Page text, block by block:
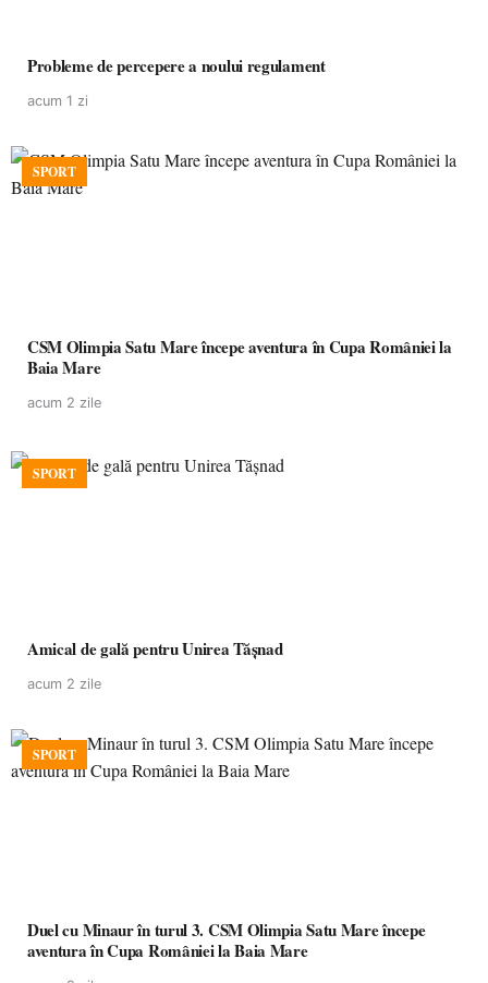
Probleme de percepere a noului regulament
acum 1 zi
SPORT
CSM Olimpia Satu Mare începe aventura în Cupa României la
Baia Mare
acum 2 zile
SPORT
Amical de gală pentru Unirea Tășnad
acum 2 zile
SPORT
Duel cu Minaur în turul 3. CSM Olimpia Satu Mare începe
aventura în Cupa României la Baia Mare